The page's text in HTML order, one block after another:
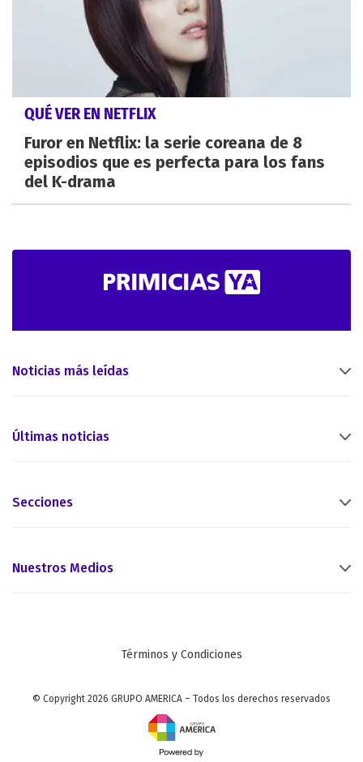
QUÉ VER EN NETFLIX
Furor en Netflix: la serie coreana de 8
episodios que es perfecta para los fans
del K-drama
Noticias más leídas
Últimas noticias
Secciones
Nuestros Medios
Términos y Condiciones
© Copyright 2026 GRUPO AMERICA – Todos los derechos reservados